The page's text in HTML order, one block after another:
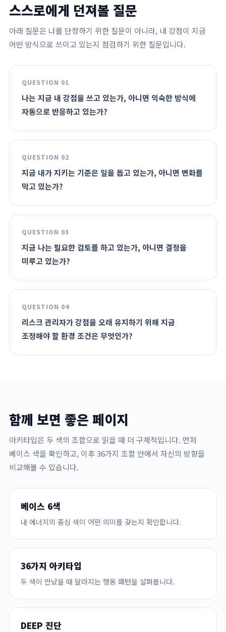
스스로에게 던져볼 질문
아래 질문은 나를 단정하기 위한 질문이 아니라, 내 강점이 지금
어떤 방식으로 쓰이고 있는지 점검하기 위한 질문입니다.
QUESTION 01
나는 지금 내 강점을 쓰고 있는가, 아니면 익숙한 방식에
자동으로 반응하고 있는가?
QUESTION 02
지금 내가 지키는 기준은 일을 돕고 있는가, 아니면 변화를
막고 있는가?
QUESTION 03
지금 나는 필요한 검토를 하고 있는가, 아니면 결정을
미루고 있는가?
QUESTION 04
리스크 관리자가 강점을 오래 유지하기 위해 지금
조정해야 할 환경 조건은 무엇인가?
함께 보면 좋은 페이지
아키타입은 두 색의 조합으로 읽을 때 더 구체적입니다. 먼저
베이스 색을 확인하고, 이후 36가지 조합 안에서 자신의 방향을
비교해볼 수 있습니다.
베이스 6색
내 에너지의 중심 색이 어떤 의미를 갖는지 확인합니다.
36가지 아키타입
두 색이 만났을 때 달라지는 행동 패턴을 살펴봅니다.
DEEP 진단